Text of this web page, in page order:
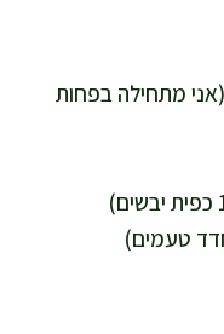
(אני מתחילה בפחות